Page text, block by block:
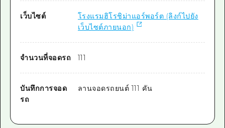
เว็บไซต์
โรงแรมฮิโรชิม่าแอร์พอร์ต (ลิงก์ไปยัง
เว็บไซต์ภายนอก)
จำนวนที่จอดรถ 111
บันทึกการจอด
รถ
ลานจอดรถยนต์ 111 คัน